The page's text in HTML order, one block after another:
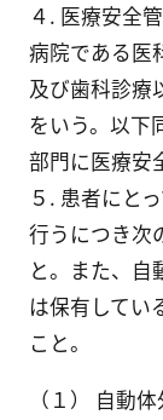
４. 医療安全
病院である医
及び歯科診療
をいう。以下
部門に医療安
５. 患者にと
行うにつき次
と。また、自
は保有してい
こと。
（１） 自動